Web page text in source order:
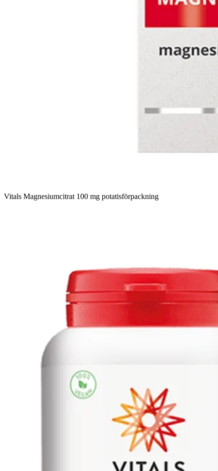
Vitals Magnesiumcitrat 100 mg potatisförpackning